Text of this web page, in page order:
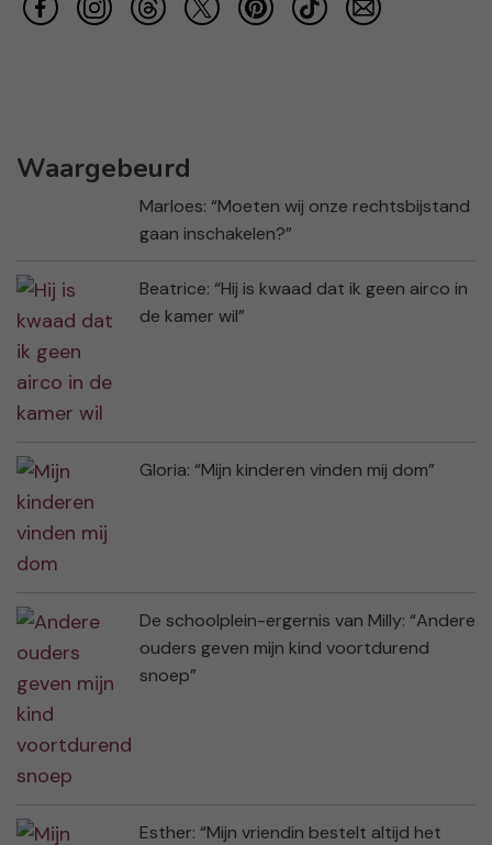
Waargebeurd
Marloes: “Moeten wij onze rechtsbijstand
gaan inschakelen?”
Beatrice: “Hij is kwaad dat ik geen airco in
de kamer wil”
Gloria: “Mijn kinderen vinden mij dom”
De schoolplein-ergernis van Milly: “Andere
ouders geven mijn kind voortdurend
snoep”
Esther: “Mijn vriendin bestelt altijd het